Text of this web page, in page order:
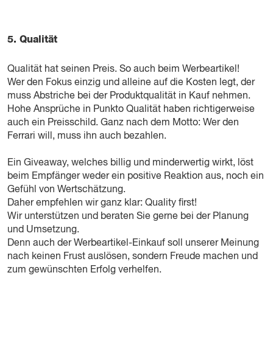
5. Qualität
Qualität hat seinen Preis. So auch beim Werbeartikel!
Wer den Fokus einzig und alleine auf die Kosten legt, der
muss Abstriche bei der Produktqualität in Kauf nehmen.
Hohe Ansprüche in Punkto Qualität haben richtigerweise
auch ein Preisschild. Ganz nach dem Motto: Wer den
Ferrari will, muss ihn auch bezahlen.
Ein Giveaway, welches billig und minderwertig wirkt, löst
beim Empfänger weder ein positive Reaktion aus, noch ein
Gefühl von Wertschätzung.
Daher empfehlen wir ganz klar: Quality first!
Wir unterstützen und beraten Sie gerne bei der Planung
und Umsetzung.
Denn auch der Werbeartikel-Einkauf soll unserer Meinung
nach keinen Frust auslösen, sondern Freude machen und
zum gewünschten Erfolg verhelfen.